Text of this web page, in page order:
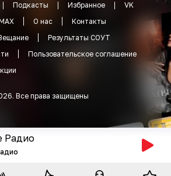
Подкасты Избранное
VK
О нас
Контакты
Результаты СОУТ
Пользовательское соглашение
. Все права защищены
Радио